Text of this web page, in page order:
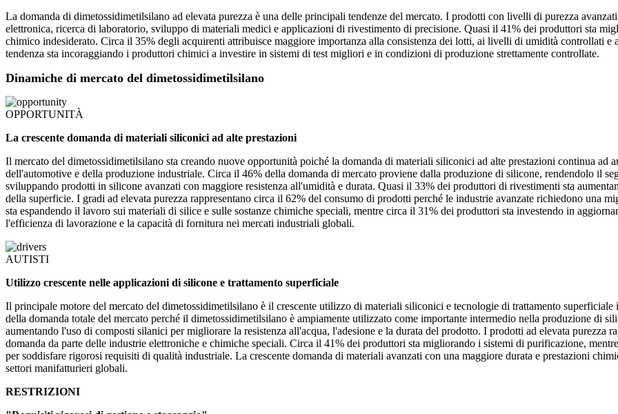
La domanda di dimetossidimetilsilano ad elevata purezza è una delle principali tendenze del mercato. I prodotti con livelli di purezza
elettronica, ricerca di laboratorio, sviluppo di materiali medici e applicazioni di rivestimento di precisione. Quasi il 41% dei produttori sta
chimico indesiderato. Circa il 35% degli acquirenti attribuisce maggiore importanza alla consistenza dei lotti, ai livelli di umidità controllati
tendenza sta incoraggiando i produttori chimici a investire in sistemi di test migliori e in condizioni di produzione strettamente controllate.
Dinamiche di mercato del dimetossidimetilsilano
OPPORTUNITÀ
La crescente domanda di materiali siliconici ad alte prestazioni
Il mercato del dimetossidimetilsilano sta creando nuove opportunità poiché la domanda di materiali siliconici ad alte prestazioni continua ad
dell'automotive e della produzione industriale. Circa il 46% della domanda di mercato proviene dalla produzione di silicone, rendendolo il
sviluppando prodotti in silicone avanzati con maggiore resistenza all'umidità e durata. Quasi il 33% dei produttori di rivestimenti sta
della superficie. I gradi ad elevata purezza rappresentano circa il 62% del consumo di prodotti perché le industrie avanzate richiedono una
sta espandendo il lavoro sui materiali di silice e sulle sostanze chimiche speciali, mentre circa il 31% dei produttori sta investendo in
l'efficienza di lavorazione e la capacità di fornitura nei mercati industriali globali.
AUTISTI
Utilizzo crescente nelle applicazioni di silicone e trattamento superficiale
Il principale motore del mercato del dimetossidimetilsilano è il crescente utilizzo di materiali siliconici e tecnologie di trattamento
della domanda totale del mercato perché il dimetossidimetilsilano è ampiamente utilizzato come importante intermedio nella produzione di
aumentando l'uso di composti silanici per migliorare la resistenza all'acqua, l'adesione e la durata del prodotto. I prodotti ad elevata purezza
domanda da parte delle industrie elettroniche e chimiche speciali. Circa il 41% dei produttori sta migliorando i sistemi di purificazione,
per soddisfare rigorosi requisiti di qualità industriale. La crescente domanda di materiali avanzati con una maggiore durata e prestazioni
settori manifatturieri globali.
RESTRIZIONI